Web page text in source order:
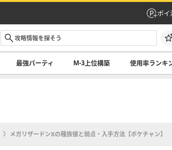
ポイ
最強パーティ M-3上位構築 使用率ランキ
メガリザードンXの種族値と弱点・入手方法【ポケチャン】